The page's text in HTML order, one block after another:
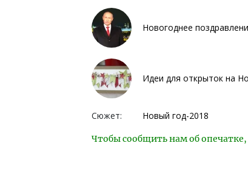
Новогоднее
Идеи для открыток на
Сюжет: Новый год-2018
Чтобы сообщить нам об